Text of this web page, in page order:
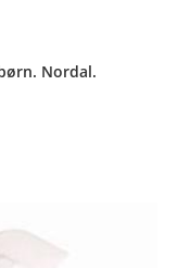
Nordal.